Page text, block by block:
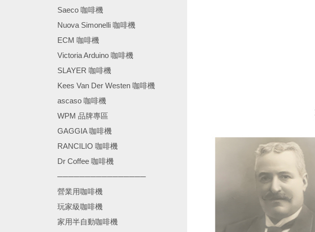
Saeco 咖啡機
Nuova Simonelli 咖啡機
ECM 咖啡機
Victoria Arduino 咖啡機
SLAYER 咖啡機
Kees Van Der Westen 咖啡機
ascaso 咖啡機
WPM 品牌專區
GAGGIA 咖啡機
RANCILIO 咖啡機
Dr Coffee 咖啡機
────────────────
營業用咖啡機
玩家級咖啡機
家用半自動咖啡機